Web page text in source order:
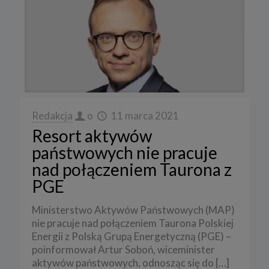
Redakcja o 11 marca 2021
Resort aktywów
państwowych nie pracuje
nad połączeniem Taurona z
PGE
Ministerstwo Aktywów Państwowych (MAP)
nie pracuje nad połączeniem Taurona Polskiej
Energii z Polską Grupą Energetyczną (PGE) –
poinformował Artur Soboń, wiceminister
aktywów państwowych, odnosząc się do […]